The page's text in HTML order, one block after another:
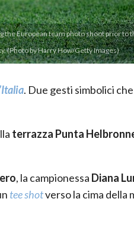
the European team photo shoot prior to
(Photo by Harry How/Getty Images)
. Due gesti simbolici
terrazza Punta
, la campionessa Diana
tee shotverso la cima della